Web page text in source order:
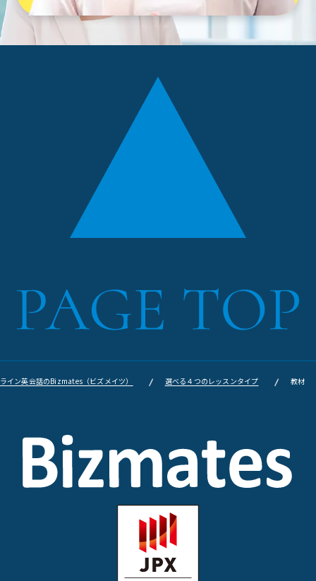
イン英会話のBizmates（ビズメイツ） 選べる４つのレッスンタイプ 教材